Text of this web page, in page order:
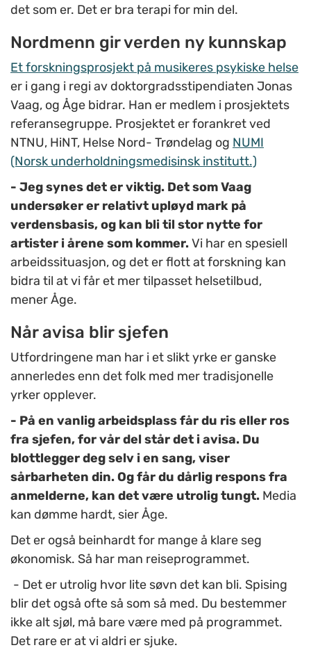
det som er. Det er bra terapi for min del.
Nordmenn gir verden ny kunnskap
Et forskningsprosjekt på musikeres psykiske helse
er i gang i regi av doktorgradsstipendiaten Jonas
Vaag, og Åge bidrar. Han er medlem i prosjektets
referansegruppe. Prosjektet er forankret ved
NTNU, HiNT, Helse Nord- Trøndelag og NUMI
(Norsk underholdningsmedisinsk institutt.)
- Jeg synes det er viktig. Det som Vaag
undersøker er relativt upløyd mark på
verdensbasis, og kan bli til stor nytte for
artister i årene som kommer.Vi har en spesiell
arbeidssituasjon, og det er flott at forskning kan
bidra til at vi får et mer tilpasset helsetilbud,
mener Åge.
Når avisa blir sjefen
Utfordringene man har i et slikt yrke er ganske
annerledes enn det folk med mer tradisjonelle
yrker opplever.
- På en vanlig arbeidsplass får du ris eller ros
fra sjefen, for vår del står det i avisa. Du
blottlegger deg selv i en sang, viser
sårbarheten din. Og får du dårlig respons fra
anmelderne, kan det være utrolig tungt. Media
kan dømme hardt, sier Åge.
Det er også beinhardt for mange å klare seg
økonomisk. Så har man reiseprogrammet.
- Det er utrolig hvor lite søvn det kan bli. Spising
blir det også ofte så som så med. Du bestemmer
ikke alt sjøl, må bare være med på programmet.
Det rare er at vi aldri er sjuke.